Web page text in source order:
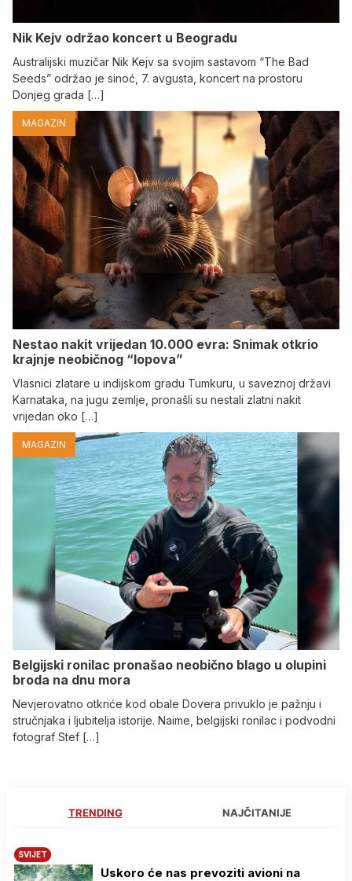
Nik Kejv održao koncert u Beogradu
Australijski muzičar Nik Kejv sa svojim sastavom “The Bad
Seeds” održao je sinoć, 7. avgusta, koncert na prostoru
Donjeg grada […]
MAGAZIN
Nestao nakit vrijedan 10.000 evra: Snimak otkrio
krajnje neobičnog “lopova”
Vlasnici zlatare u indijskom gradu Tumkuru, u saveznoj državi
Karnataka, na jugu zemlje, pronašli su nestali zlatni nakit
vrijedan oko […]
MAGAZIN
Belgijski ronilac pronašao neobično blago u olupini
broda na dnu mora
Nevjerovatno otkriće kod obale Dovera privuklo je pažnju i
stručnjaka i ljubitelja istorije. Naime, belgijski ronilac i podvodni
fotograf Stef […]
TRENDING NAJČITANIJE
SVIJET
Uskoro će nas prevoziti avioni na